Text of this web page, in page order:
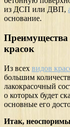
из ДСП или ДВП,
основание.
Преимущества
красок
Из всех видов
большим
лакокрасочный
о которых будет
основные его
Итак,